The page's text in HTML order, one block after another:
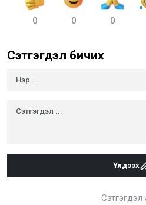
0 0 0
Сэтгэгдэл бичих
Үлдээх
Сэтгэгдэл